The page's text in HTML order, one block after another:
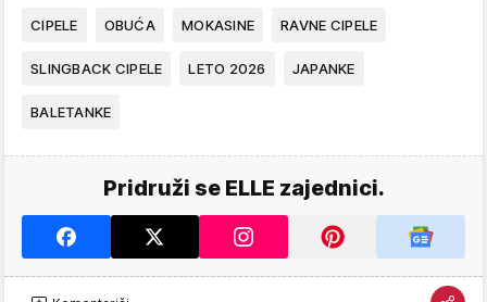
CIPELE OBUĆA MOKASINE RAVNE CIPELE
SLINGBACK CIPELE LETO 2026 JAPANKE
BALETANKE
Pridruži se ELLE zajednici.